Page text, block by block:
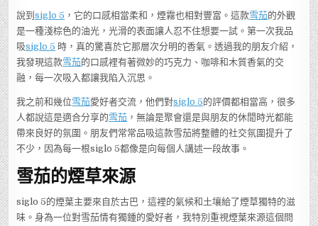
千
萬
別
錯
過
SIGLO
5！
說到siglo 5 ，它的口感相當柔和，煙霧也相對豐富。這款雪茄的外觀
是一種淺棕色的油光，光滑的表面讓人忍不住想要一試。第一次我品
吸siglo 5 時，真的驚喜於它那層次分明的香氣。透過我的朋友介紹，
我發現這款雪茄的口感裡有著微妙的巧克力、咖啡和木質香氣的交
融，每一次吸入都讓我陷入沉思。
我之前和幾位雪茄愛好者交流，他們對siglo 5的評價都相當高，很多
人都說這是適合分享的雪茄 ，無論是聚會還是與朋友的休閒時光都能
帶來良好的氛圍。朋友們常常品吸這款雪茄將整體的社交氛圍提升了
不少，因為每一根siglo 5都像是向每個人講述一段故事。
雪茄的煙草來源
siglo 5的煙葉主要來自於古巴，這裡的氣候和土壤給了煙草獨特的滋
味。身為一位對雪茄情有獨鍾的愛好者，我特別重視煙葉來源這個問